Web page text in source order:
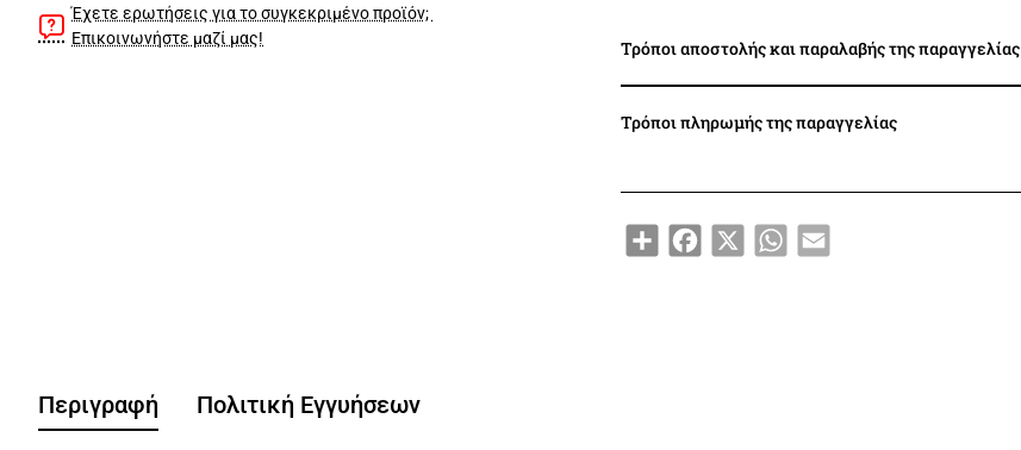
Έχετε ερωτήσεις για το συγκεκριμένο προϊόν;
Επικοινωνήστε μαζί μας!
Τρόποι αποστολής και παραλαβής της παραγγελίας
Τρόποι πληρωμής της παραγγελίας
Share Facebook
X WhatsAppEmail
Περιγραφή Πολιτική Εγγυήσεων